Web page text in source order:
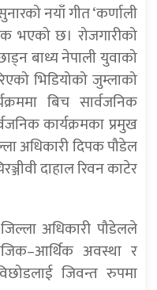
नयाँ गीत ‘कर्णाली
भएको छ। रोजगारीको
बाध्य नेपाली युवाको
भिडियोको जुम्लाको
बिच सार्वजनिक
कार्यक्रमका प्रमुख
अधिकारी दिपक पौडेल
दाहाल रिवन काटेर
अधिकारी पौडेलले
अवस्था र
जिवन्त रुपमा